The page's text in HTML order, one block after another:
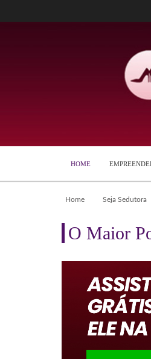
HOME
Home Seja Sedutora
O Maior